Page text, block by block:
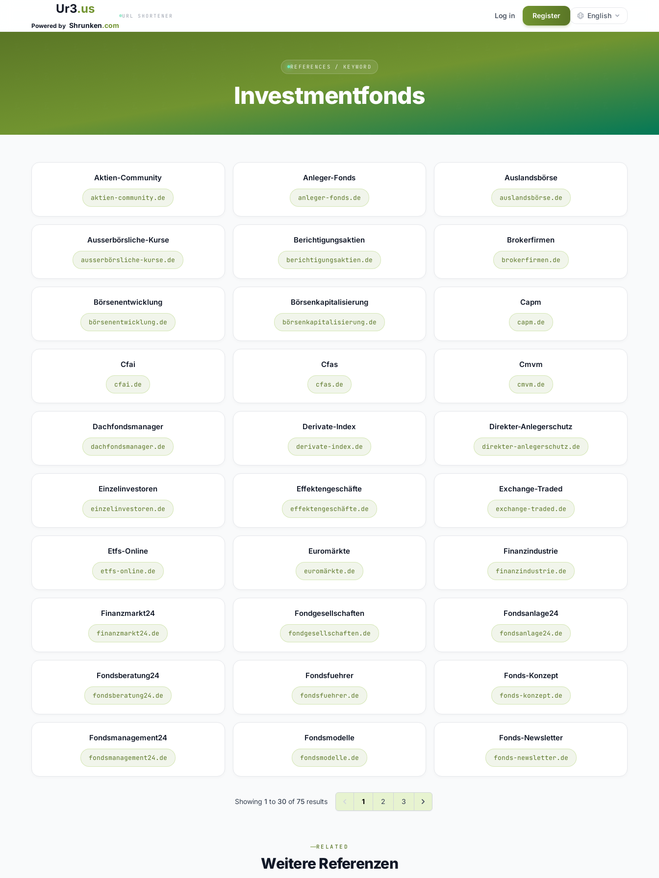
Ur3.us
Powered by Shrunken.com
URL SHORTENER Log in Register English
REFERENCES / KEYWORD
Investmentfonds
Aktien-Community
aktien-community.de
Anleger-Fonds
anleger-fonds.de
Auslandsbörse
auslandsbörse.de
Ausserbörsliche-Kurse
ausserbörsliche-kurse.de
Berichtigungsaktien
berichtigungsaktien.de
Brokerfirmen
brokerfirmen.de
Börsenentwicklung
börsenentwicklung.de
Börsenkapitalisierung
börsenkapitalisierung.de
Capm
capm.de
Cfai
cfai.de
Cfas
cfas.de
Cmvm
cmvm.de
Dachfondsmanager
dachfondsmanager.de
Derivate-Index
derivate-index.de
Direkter-Anlegerschutz
direkter-anlegerschutz.de
Einzelinvestoren
einzelinvestoren.de
Effektengeschäfte
effektengeschäfte.de
Exchange-Traded
exchange-traded.de
Etfs-Online
etfs-online.de
Euromärkte
euromärkte.de
Finanzindustrie
finanzindustrie.de
Finanzmarkt24
finanzmarkt24.de
Fondgesellschaften
fondgesellschaften.de
Fondsanlage24
fondsanlage24.de
Fondsberatung24
fondsberatung24.de
Fondsfuehrer
fondsfuehrer.de
Fonds-Konzept
fonds-konzept.de
Fondsmanagement24
fondsmanagement24.de
Fondsmodelle
fondsmodelle.de
Fonds-Newsletter
fonds-newsletter.de
Showing 1 to 30of 75results 1 2 3
RELATED
Weitere Referenzen